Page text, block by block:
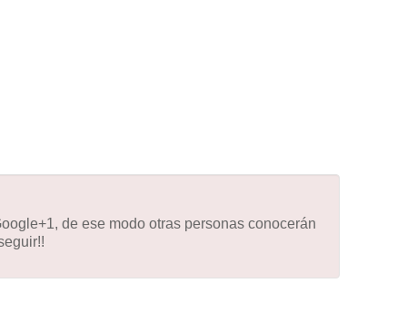
de ese modo otras personas conocerán